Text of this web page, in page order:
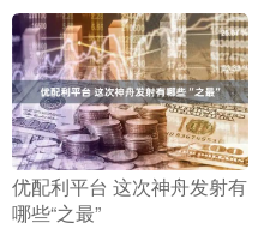
​优配利平台 这次神舟发射有
哪些“之最”